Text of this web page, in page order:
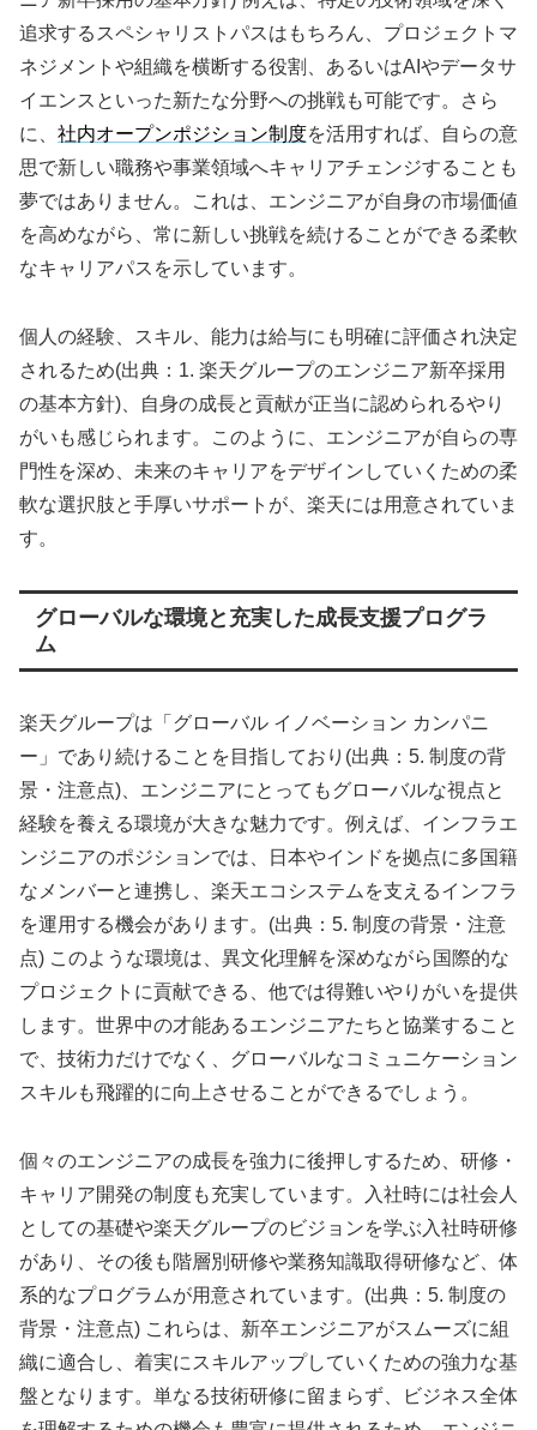
追求するスペシャリストパスはもちろん、プロジェクトマ
ネジメントや組織を横断する役割、あるいはAIやデータサ
イエンスといった新たな分野への挑戦も可能です。さら
に、 社内オープンポジション制度を活用すれば、自らの意
思で新しい職務や事業領域へキャリアチェンジすることも
夢ではありません。これは、エンジニアが自身の市場価値
を高めながら、常に新しい挑戦を続けることができる柔軟
なキャリアパスを示しています。
個人の経験、スキル、能力は給与にも明確に評価され決定
されるため(出典：1. 楽天グループのエンジニア新卒採用
の基本方針)、自身の成長と貢献が正当に認められるやり
がいも感じられます。このように、エンジニアが自らの専
門性を深め、未来のキャリアをデザインしていくための柔
軟な選択肢と手厚いサポートが、楽天には用意されていま
す。
グローバルな環境と充実した成長支援プログラ
ム
楽天グループは「グローバル イノベーション カンパニ
ー」であり続けることを目指しており(出典：5. 制度の背
景・注意点)、エンジニアにとってもグローバルな視点と
経験を養える環境が大きな魅力です。例えば、インフラエ
ンジニアのポジションでは、日本やインドを拠点に多国籍
なメンバーと連携し、楽天エコシステムを支えるインフラ
を運用する機会があります。(出典：5. 制度の背景・注意
点) このような環境は、異文化理解を深めながら国際的な
プロジェクトに貢献できる、他では得難いやりがいを提供
します。世界中の才能あるエンジニアたちと協業すること
で、技術力だけでなく、グローバルなコミュニケーション
スキルも飛躍的に向上させることができるでしょう。
個々のエンジニアの成長を強力に後押しするため、研修・
キャリア開発の制度も充実しています。入社時には社会人
としての基礎や楽天グループのビジョンを学ぶ入社時研修
があり、その後も階層別研修や業務知識取得研修など、体
系的なプログラムが用意されています。(出典：5. 制度の
背景・注意点) これらは、新卒エンジニアがスムーズに組
織に適合し、着実にスキルアップしていくための強力な基
盤となります。単なる技術研修に留まらず、ビジネス全体